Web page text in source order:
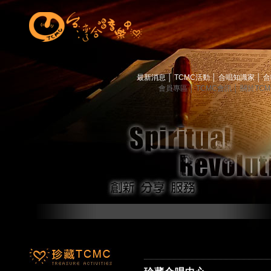
最新消息 TCMC活動│ 合唱知識家│
會員專區│ TCMC會訊│ 關於